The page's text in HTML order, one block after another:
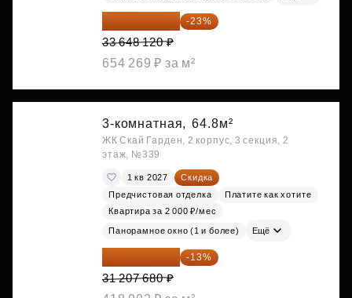
25 909 052 ₽ -23%
33 648 120 ₽
654 269 ₽ за м²
3-комнатная, 64.8м²
ЖК Скай Гарден, 2 корпус, 3 секция, 2
этаж, №339
1 кв 2027
Скидка
Предчистовая отделка
Платите как хотите
Квартира за 2 000 ₽/мес
Панорамное окно (1 и более) Ещё
27 150 682 ₽ -13%
31 207 680 ₽